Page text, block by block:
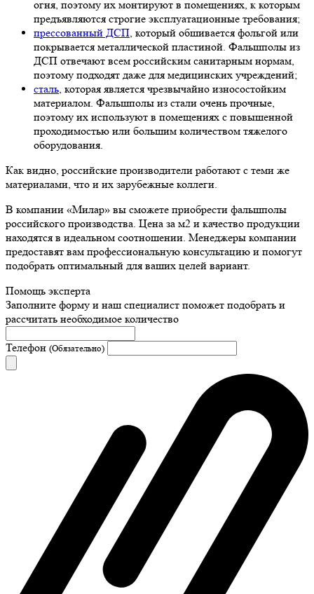
огня, поэтому их монтируют в помещениях, к которым
предъявляются строгие эксплуатационные требования;
прессованный ДСП , который обшивается фольгой или
покрывается металлической пластиной. Фальшполы из
ДСП отвечают всем российским санитарным нормам,
поэтому подходят даже для медицинских учреждений;
сталь , которая является чрезвычайно износостойким
материалом. Фальшполы из стали очень прочные,
поэтому их используют в помещениях с повышенной
проходимостью или большим количеством тяжелого
оборудования.
Как видно, российские производители работают с теми же
материалами, что и их зарубежные коллеги.
В компании «Милар» вы сможете приобрести фальшполы
российского производства. Цена за м2 и качество продукции
находятся в идеальном соотношении. Менеджеры компании
предоставят вам профессиональную консультацию и помогут
подобрать оптимальный для ваших целей вариант.
Помощь эксперта
Заполните форму и наш специалист поможет подобрать и
рассчитать необходимое количество
Телефон (Обязательно)